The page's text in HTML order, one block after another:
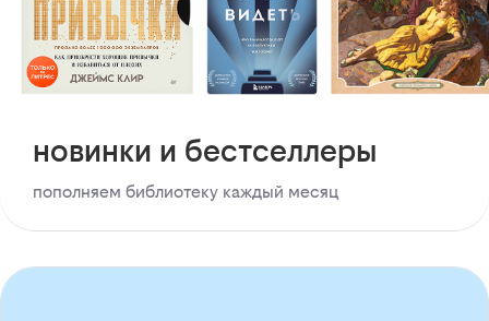
новинки и бестселлеры
пополняем библиотеку каждый месяц